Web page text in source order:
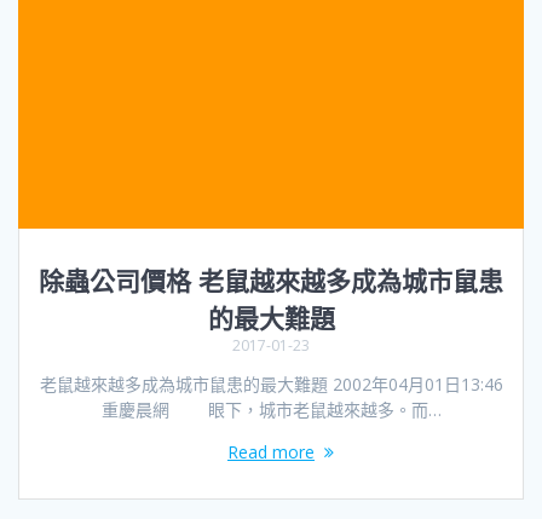
除蟲公司價格 老鼠越來越多成為城市鼠患
的最大難題
2017-01-23
老鼠越來越多成為城市鼠患的最大難題 2002年04月01日13:46
重慶晨網 眼下，城市老鼠越來越多。而…
Read more